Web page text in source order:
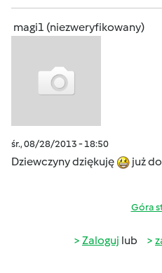
magi1 (niezweryfikowany)
śr., 08/28/2013 - 18:50
Dziewczyny dziękuję
już
Góra
Zaloguj lub